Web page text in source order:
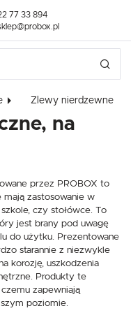
77 33 894
Zlewy nierdzewne
na
przez PROBOX to
zastosowanie w
czy stołówce. To
jest brany pod uwagę
do użytku. Prezentowane
starannie z niezwykle
korozję, uszkodzenia
Produkty te
zapewniają
poziomie.
zmienić ustawienia
funkcjonowania strony
z oferowanych przez
Ciebie działania w celu
prywatności, logowania czy
strona, z której korzystasz,